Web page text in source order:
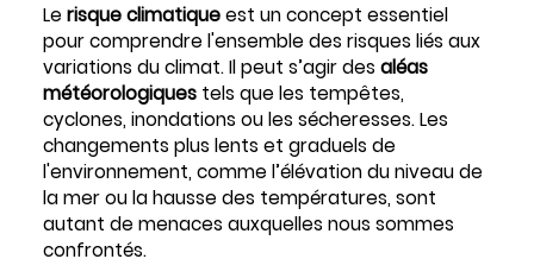
Le risque climatiqueest un concept essentiel
pour comprendre l'ensemble des risques liés aux
variations du climat. Il peut s’agir des aléas
météorologiques tels que les tempêtes,
cyclones, inondations ou les sécheresses. Les
changements plus lents et graduels de
l'environnement, comme l’élévation du niveau de
la mer ou la hausse des températures, sont
autant de menaces auxquelles nous sommes
confrontés.